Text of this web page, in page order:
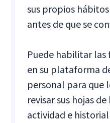
sus propios
antes de que se
Puede habilitar las
en su plataforma
personal para que
revisar sus hojas
actividad e